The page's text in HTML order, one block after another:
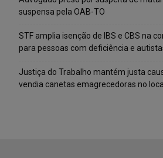
suspensa pela OAB-TO
STF amplia isenção de IBS e CBS na
para pessoas com deficiência e
Justiça do Trabalho mantém justa
vendia canetas emagrecedoras no